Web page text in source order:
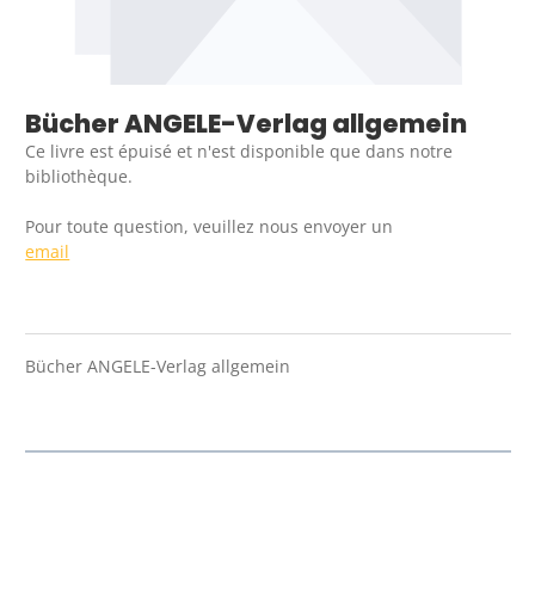
Bücher ANGELE-Verlag allgemein
Ce livre est épuisé et n'est disponible que dans notre
bibliothèque.
Pour toute question, veuillez nous envoyer un
email
Bücher ANGELE-Verlag allgemein